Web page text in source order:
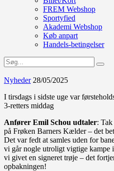
FREM Webshop
Sportyfied
Akademi Webshop
Køb anpart
Handels-betingelser
Nyheder 28/05/2025
I tirsdags i sidste uge var
3-retters middag
Anfører Emil Schou udtaler:
på Frøken Barners Kælder – det
Det var fedt at samles uden for
vi går nogle utroligt vigtige kampe
vi givet en signeret trøje – det
opbakningen!